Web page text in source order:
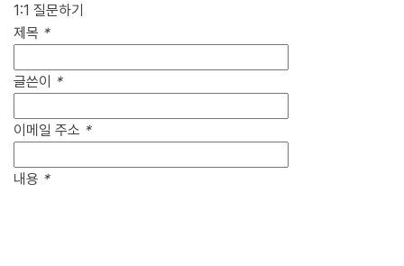
1:1 질문하기
제목 *
글쓴이 *
이메일 주소 *
내용 *